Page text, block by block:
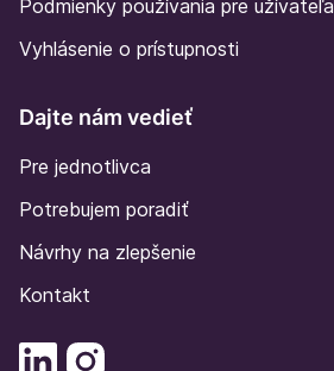
Podmienky používania pre užívateľa
Vyhlásenie o prístupnosti
Dajte nám vedieť
Pre jednotlivca
Potrebujem poradiť
Návrhy na zlepšenie
Kontakt